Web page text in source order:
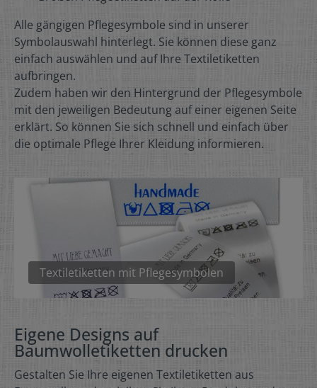
Alle gängigen Pflegesymbole sind in unserer
Symbolauswahl hinterlegt. Sie können diese ganz
einfach auswählen und auf Ihre Textiletiketten
aufbringen.
Zudem haben wir den Hintergrund der Pflegesymbole
mit den jeweiligen Bedeutung auf einer eigenen Seite
erklärt. So können Sie sich schnell und einfach über
die optimale Pflege Ihrer Kleidung informieren.
Textiletiketten mit Pflegesymbolen
Eigene Designs auf
Baumwolletiketten drucken
Gestalten Sie Ihre eigenen Textiletiketten aus